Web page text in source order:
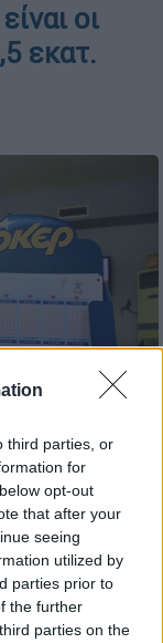
third parties, or
for
opt-out
that after your
seeing
utilized by
parties prior to
the further
parties on the
οι
εκατ.
Google
5)